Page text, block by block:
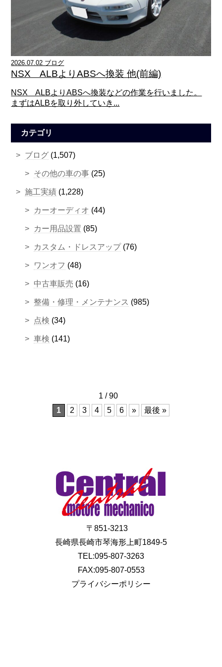
2026.07.02 ブログ
NSX ALBよりABSへ換装 他(前編)
NSX ALBよりABSへ換装などの作業を行いました。
まずはALBを取り外していき...
カテゴリ
ブログ (1,507)
その他の車の事 (25)
施工実績 (1,228)
カーオーディオ (44)
カー用品設置 (85)
カスタム・ドレスアップ (76)
ワンオフ (48)
中古車販売 (16)
整備・修理・メンテナンス (985)
点検 (34)
車検 (141)
1 / 90
1
2 3 4 5 6 » 最後 »
〒851-3213
長崎県長崎市琴海形上町1849-5
TEL:095-807-3263
FAX:095-807-0553
プライバシーポリシー